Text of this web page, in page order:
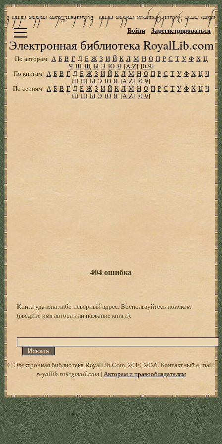
Электронная библиотека RoyalLib.com
Войти Зарегистрироваться
По авторам: А Б В Г Д Е Ж З И Й К Л М Н О П Р С Т У Ф Х Ц
Ч Ш Щ Ы Э Ю Я [A-Z] [0-9]
По книгам: А Б В Г Д Е Ж З И Й К Л М Н О П Р С Т У Ф Х Ц Ч
Ш Щ Ы Э Ю Я [A-Z] [0-9]
По сериям: А Б В Г Д Е Ж З И Й К Л М Н О П Р С Т У Ф Х Ц Ч
Ш Щ Ы Э Ю Я [A-Z] [0-9]
404 ошибка
Книга удалена либо неверный адрес. Воспользуйтесь поиском
(введите имя автора или название книги).
© Электронная библиотека RoyalLib.Com, 2010-2026. Контактный e-mail:
royallib.ru@gmail.com| Авторам и правообладателям